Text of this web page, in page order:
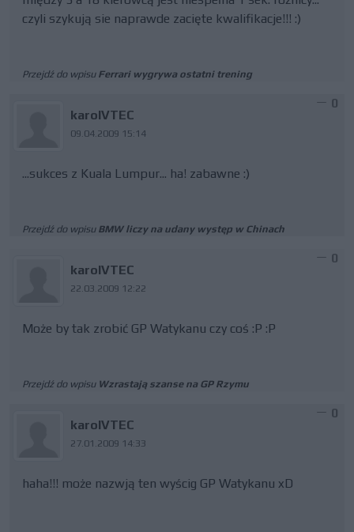
czyli szykują sie naprawde zacięte kwalifikacje!!! :)
Przejdź do wpisu Ferrari wygrywa ostatni trening
karolVTEC
09.04.2009 15:14
0
...sukces z Kuala Lumpur... ha! zabawne :)
Przejdź do wpisu BMW liczy na udany występ w Chinach
karolVTEC
22.03.2009 12:22
0
Może by tak zrobić GP Watykanu czy coś :P :P
Przejdź do wpisu Wzrastają szanse na GP Rzymu
karolVTEC
27.01.2009 14:33
0
haha!!! może nazwją ten wyścig GP Watykanu xD